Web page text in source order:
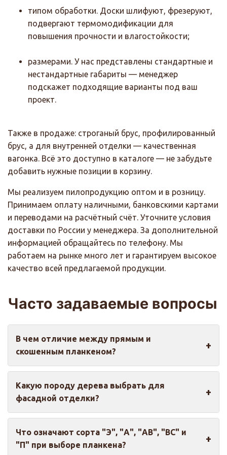
типом обработки. Доски шлифуют, фрезеруют,
подвергают термомодификации для
повышения прочности и влагостойкости;
размерами. У нас представлены стандартные и
нестандартные габариты — менеджер
подскажет подходящие варианты под ваш
проект.
Также в продаже: строганый брус, профилированный
брус, а для внутренней отделки — качественная
вагонка. Всё это доступно в каталоге — не забудьте
добавить нужные позиции в корзину.
Мы реализуем пилопродукцию оптом и в розницу.
Принимаем оплату наличными, банковскими картами
и переводами на расчётный счёт. Уточните условия
доставки по России у менеджера. За дополнительной
информацией обращайтесь по телефону. Мы
работаем на рынке много лет и гарантируем высокое
качество всей предлагаемой продукции.
Часто задаваемые вопросы
В чем отличие между прямым и
скошенным планкеном?
Прямой планкен имеет ровные края со слегка
скругленными кромками и устанавливается
встык или с небольшими зазорами между
досками. Это создает ровную поверхность с
четкими линиями. Скошенный планкен имеет
срезанные под углом торцы, что позволяет
Какую породу дерева выбрать для
фасадной отделки?
является лиственница, которая обладает
высокой прочностью, устойчивостью к влаге и
Что означают сорта "Э", "А", "АВ", "ВС" и
"П" при выборе планкена?